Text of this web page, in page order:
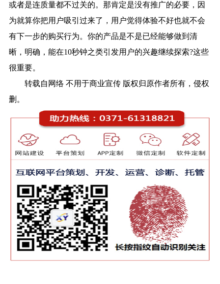
或者是连质量都不过关的。那肯定是没有推广的必要，因
为就算你把用户吸引过来了，用户觉得体验不好也就不会
有下一步的购买行为。你的产品是不是已经能够做到清
晰，明确，能在10秒钟之类引发用户的兴趣继续探索?这些
很重要。
转载自网络 不用于商业宣传 版权归原作者所有，侵权
删。